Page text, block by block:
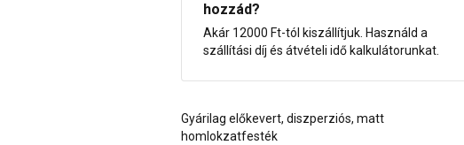
hozzád?
Akár 12000 Ft-tól kiszállítjuk. Használd a
szállítási díj és átvételi idő kalkulátorunkat.
Gyárilag előkevert, diszperziós, matt
homlokzatfesték